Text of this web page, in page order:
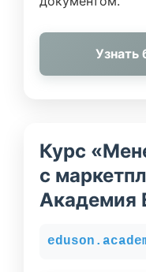
Узнать
Курс
с
Академия